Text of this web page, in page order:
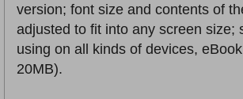
version; font size and contents of
adjusted to fit into any screen size;
using on all kinds of devices,
20MB).